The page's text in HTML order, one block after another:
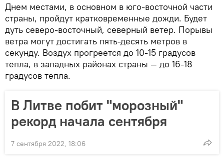
Днем местами, в основном в юго-восточной части
страны, пройдут кратковременные дожди. Будет
дуть северо-восточный, северный ветер. Порывы
ветра могут достигать пять-десять метров в
секунду. Воздух прогреется до 10-15 градусов
тепла, в западных районах страны — до 16-18
градусов тепла.
В Литве побит "морозный"
рекорд начала сентября
7 сентября 2022, 18:06